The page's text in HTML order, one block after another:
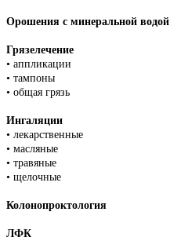
Орошения с минеральной водой
Грязелечение
• аппликации
• тампоны
• общая грязь
Ингаляции
• лекарственные
• масляные
• травяные
• щелочные
Колонопроктология
ЛФК